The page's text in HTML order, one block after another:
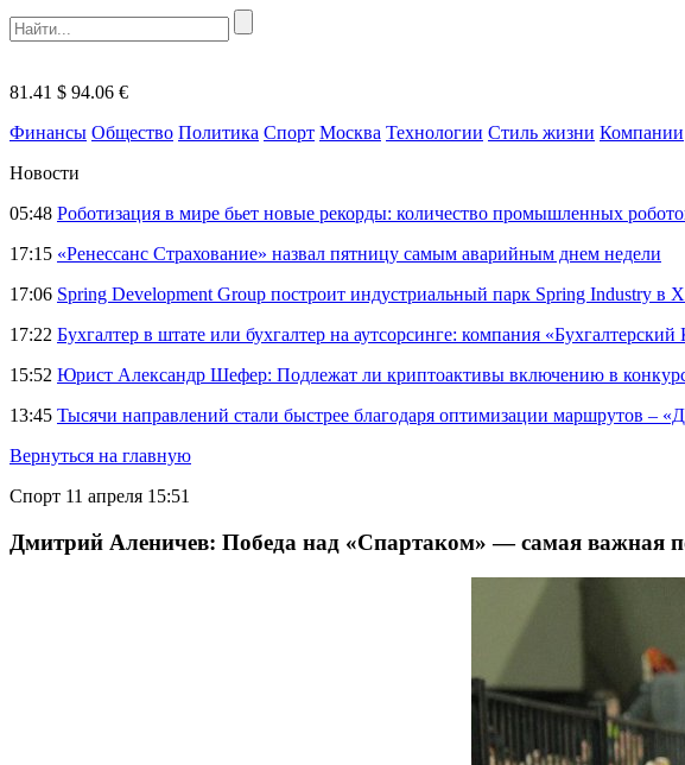
81.41 $ 94.06 €
Финансы Общество Политика Спорт Москва Технологии Стиль жизни Компании
Новости
05:48 Роботизация в мире бьет новые рекорды: количество промышленных
17:15 «Ренессанс Страхование» назвал пятницу самым аварийным днем недели
17:06 Spring Development Group построит индустриальный парк Spring Industry
17:22 Бухгалтер в штате или бухгалтер на аутсорсинге: компания
15:52 Юрист Александр Шефер: Подлежат ли криптоактивы включению в
13:45 Тысячи направлений стали быстрее благодаря оптимизации маршрутов –
Вернуться на главную
Спорт 11 апреля 15:51
Дмитрий Аленичев: Победа над «Спартаком» — самая важная